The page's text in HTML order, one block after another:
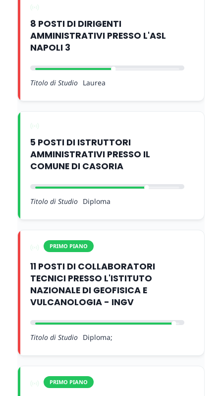
8 POSTI DI DIRIGENTI
AMMINISTRATIVI PRESSO L'ASL
NAPOLI 3
Titolo di Studio Laurea
5 POSTI DI ISTRUTTORI
AMMINISTRATIVI PRESSO IL
COMUNE DI CASORIA
Titolo di Studio Diploma
PRIMO PIANO
11 POSTI DI COLLABORATORI
TECNICI PRESSO L'ISTITUTO
NAZIONALE DI GEOFISICA E
VULCANOLOGIA - INGV
Titolo di Studio Diploma;
PRIMO PIANO